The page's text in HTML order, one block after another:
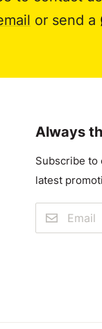
or send a
Always
Subscribe to
latest